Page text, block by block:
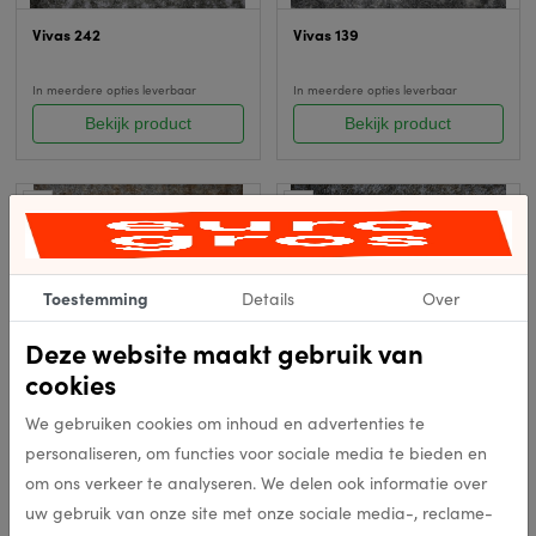
Vivas 242
In meerdere opties leverbaar
Bekijk product
Vivas 139
In meerdere opties leverbaar
Bekijk product
Vivas 491
In meerdere opties leverbaar
Bekijk product
In meerdere opties leverbaar
Bekijk product
Toestemming Details Over
Deze website maakt gebruik van
cookies
We gebruiken cookies om inhoud en advertenties te
personaliseren, om functies voor sociale media te bieden en
om ons verkeer te analyseren. We delen ook informatie over
uw gebruik van onze site met onze sociale media-, reclame-